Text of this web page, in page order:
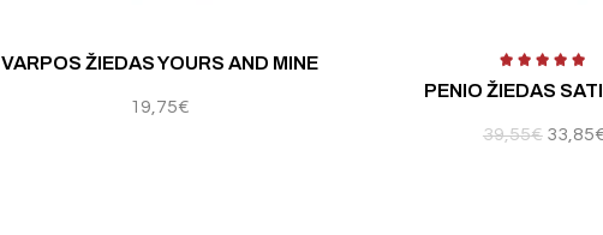
VARPOS ŽIEDAS YOURS AND MINE
19,75€
PENIO ŽIEDAS
39,55€ 33,85